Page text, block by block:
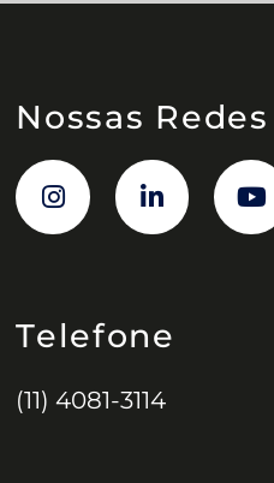
Nossas Redes
Telefone
(11) 4081-3114